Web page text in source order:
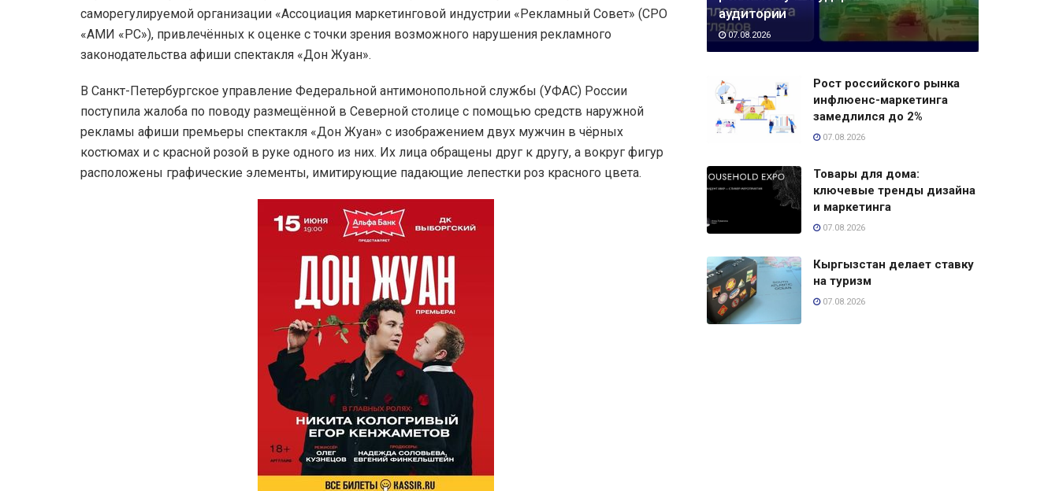
саморегулируемой организации «Ассоциация маркетинговой индустрии «Рекламный Совет» (СРО
«АМИ «РС»), привлечённых к оценке с точки зрения возможного нарушения рекламного
законодательства афиши спектакля «Дон Жуан».
В Санкт-Петербургское управление Федеральной антимонопольной службы (УФАС) России
поступила жалоба по поводу размещённой в Северной столице с помощью средств наружной
рекламы афиши премьеры спектакля «Дон Жуан» с изображением двух мужчин в чёрных
костюмах и с красной розой в руке одного из них. Их лица обращены друг к другу, а вокруг фигур
расположены графические элементы, имитирующие падающие лепестки роз красного цвета.
аудитории
07.08.2026
Рост российского рынка
инфлюенс-маркетинга
замедлился до 2%
07.08.2026
Товары для дома:
ключевые тренды дизайна
и маркетинга
07.08.2026
Кыргызстан делает ставку
на туризм
07.08.2026